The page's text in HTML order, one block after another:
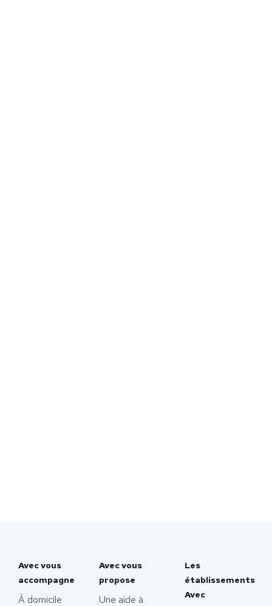
Avec vous
accompagne
À domicile
Avec vous
propose
Une aide à
Les
établissements
Avec